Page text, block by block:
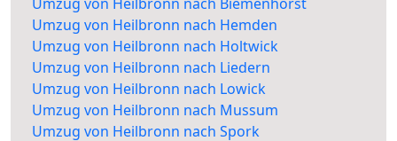
Umzug von Heilbronn nach Hemden
Umzug von Heilbronn nach Holtwick
Umzug von Heilbronn nach Liedern
Umzug von Heilbronn nach Lowick
Umzug von Heilbronn nach Mussum
Umzug von Heilbronn nach Spork